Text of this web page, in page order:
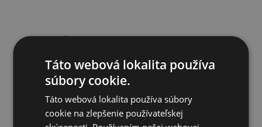
Táto webová lokalita používa
súbory cookie.
Táto webová lokalita používa súbory
cookie na zlepšenie používateľskej